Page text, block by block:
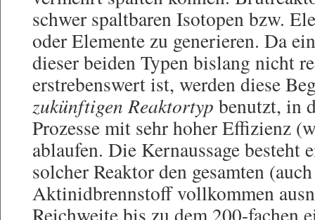
schwer spaltbaren Isotopen bzw.
oder Elemente zu generieren. Da
dieser beiden Typen bislang nicht
erstrebenswert ist, werden diese
zukünftigen Reaktortyp benutzt, in
Prozesse mit sehr hoher Effizienz
ablaufen. Die Kernaussage besteht
solcher Reaktor den gesamten
Aktinidbrennstoff vollkommen
Reichweite bis zu dem 200-fachen